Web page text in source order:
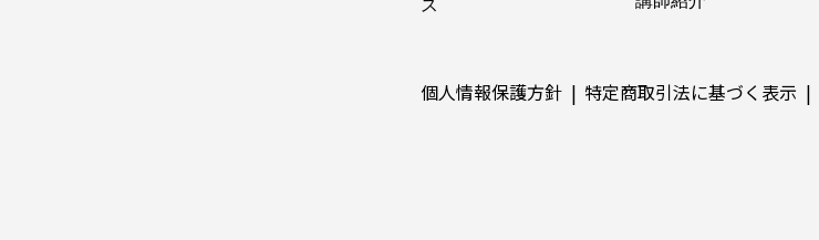
ス
個人情報保護方針 特定商取引法に基づく表示